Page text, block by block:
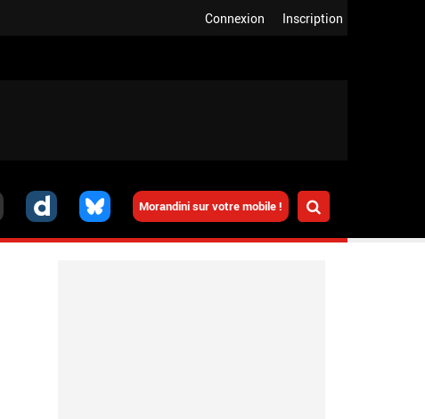
Inscription
Connexion
Morandini sur votre mobile !